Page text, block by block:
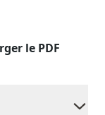
le PDF